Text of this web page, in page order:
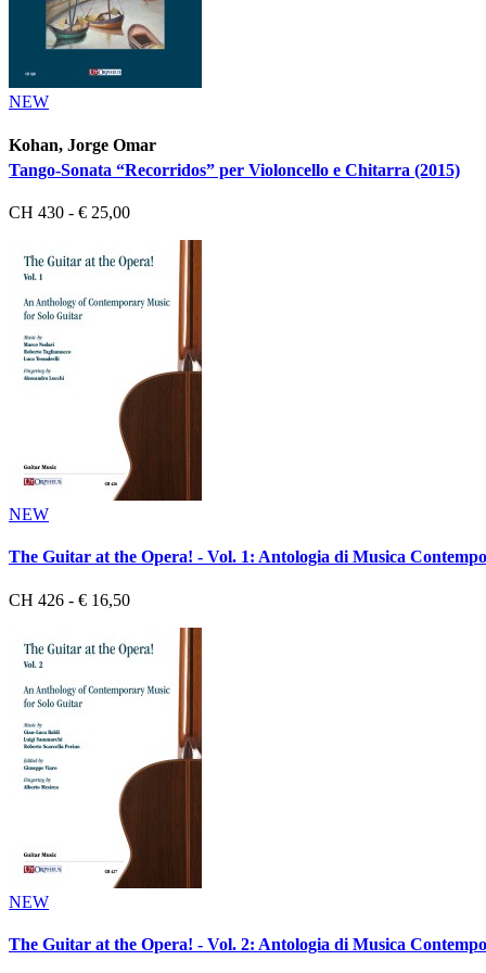
NEW
Kohan, Jorge Omar
Tango-Sonata “Recorridos” per Violoncello e Chitarra (2015)
CH 430 - € 25,00
NEW
The Guitar at the Opera! - Vol. 1: Antologia di Musica
CH 426 - € 16,50
NEW
The Guitar at the Opera! - Vol. 2: Antologia di Musica